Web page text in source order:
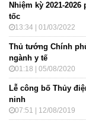
Nhiệm kỳ 2021-
tốc
13:34 | 01/03/2022
Thủ tướng Chính
ngành y tế
01:18 | 05/08/2020
Lễ công bố Thủy
ninh
07:51 | 12/08/2019